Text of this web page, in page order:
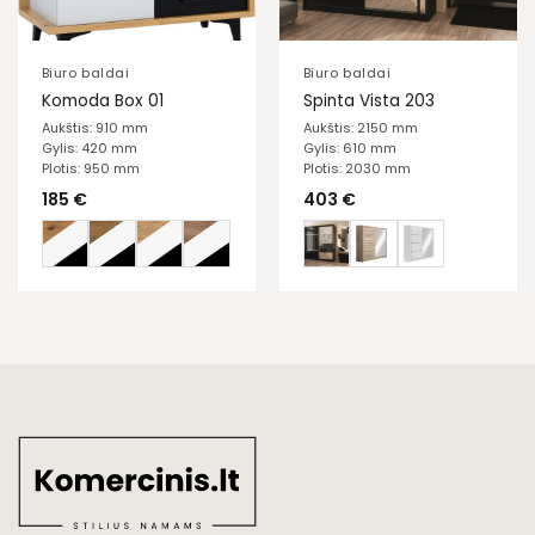
Biuro baldai
Komoda Box 01
Aukštis: 910 mm
Gylis: 420 mm
Plotis: 950 mm
185 €
Biuro baldai
Spinta Vista 203
Aukštis: 2150 mm
Gylis: 610 mm
Plotis: 2030 mm
403 €